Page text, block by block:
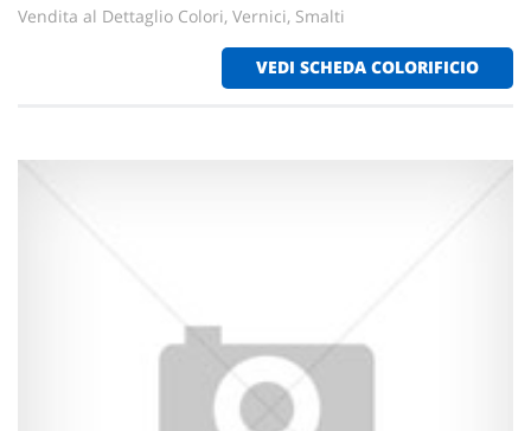
Vendita al Dettaglio Colori, Vernici, Smalti
VEDI SCHEDA COLORIFICIO